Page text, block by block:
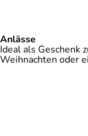
Anlässe
Ideal als Geschenk
Weihnachten oder